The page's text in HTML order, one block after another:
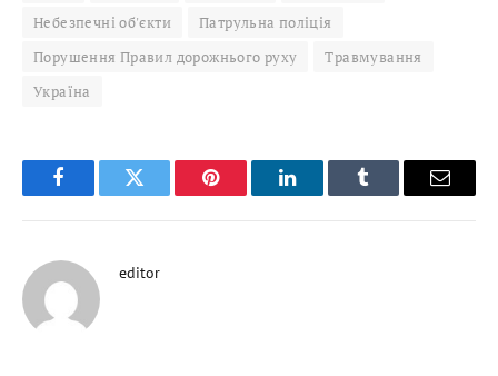
Небезпечні об'єкти
Патрульна поліція
Порушення Правил дорожнього руху
Травмування
Україна
FacebookTwitter Pinterest LinkedInTumblr Email
editor